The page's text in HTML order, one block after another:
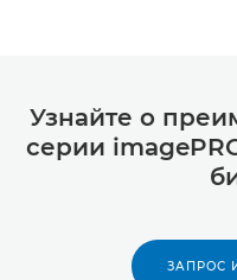
Узнайте о
серии
ЗАПРОС